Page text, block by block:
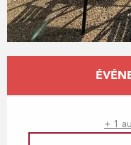
Ouverture et
+ 1